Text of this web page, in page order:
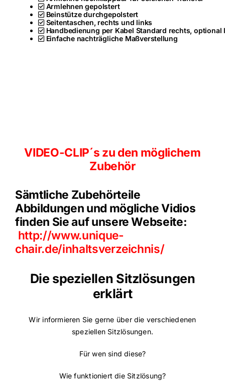
Armlehnen gepolstert
Beinstütze durchgepolstert
Seitentaschen, rechts und links
Handbedienung per Kabel Standard rechts, optional
Einfache nachträgliche Maßverstellung
VIDEO-CLIP´s zu den möglichem
Zubehör
Sämtliche Zubehörteile
Abbildungen und mögliche Vidios
finden Sie auf unsere Webseite:
http://www.unique-
chair.de/inhaltsverzeichnis/
Die speziellen Sitzlösungen
erklärt
Wir informieren Sie gerne über die verschiedenen
speziellen Sitzlösungen.
Für wen sind diese?
Wie funktioniert die Sitzlösung?